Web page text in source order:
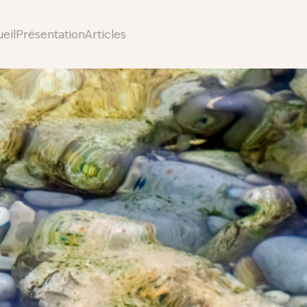
PrésentationArticles